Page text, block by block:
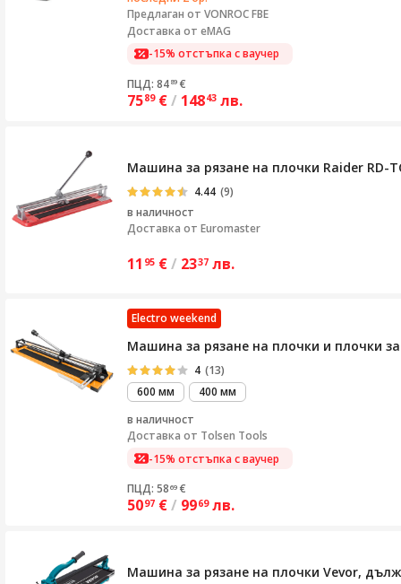
Предлаган от VONROC FBE
Доставка от eMAG
-15% отстъпка с ваучер
ПЦД: 84 89 €
7589 €/ 14843 лв.
Машина за рязане на плочки Raider RD-
4.44 (9)
в наличност
Доставка от Euromaster
11 95 €/ 2337 лв.
Electro weekend
Машина за рязане на плочки и плочки
4 (13)
600 мм
400 мм
в наличност
Доставка от Tolsen Tools
-15% отстъпка с ваучер
ПЦД: 58 69 €
5097 €/ 9969 лв.
Машина за рязане на плочки Vevor,